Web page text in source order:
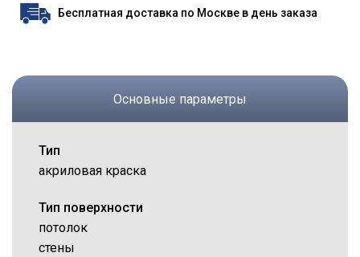
Бесплатная доставка по Москве в день заказа
Основные параметры
Тип
акриловая краска
Тип поверхности
потолок
стены